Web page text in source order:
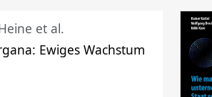
et al.
Ewiges Wachstum